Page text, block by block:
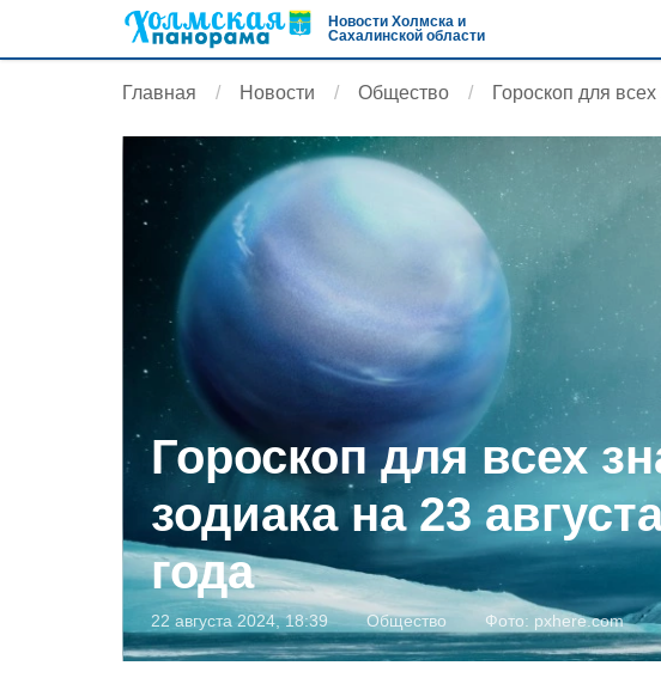
Новости Холмска и
Сахалинской области
Главная Новости Общество Гороскоп для
Гороскоп для всех
зодиака на 23
года
22 августа 2024, 18:39 Общество Фото: pxhere.com